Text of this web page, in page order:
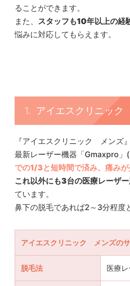
ることができます。
また、 スタッフも10年以上の経
悩みに対応してもらえます。
アイエスクリニッ
『アイエスクリニック メンズ
最新レーザー機器「Gmaxpro」
での1/3と短時間で済み、痛み
これ以外にも3台の医療レーザ
ています。
鼻下の脱毛であれば2～3分程度
アイエスクリニック メンズの
脱毛法 医療